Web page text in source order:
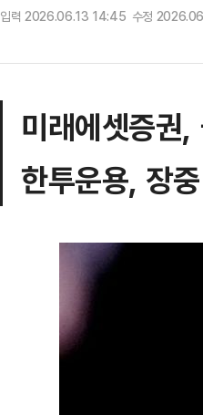
입력 2026.06.13 14:45 수정
미래에셋증권
한투운용, 장